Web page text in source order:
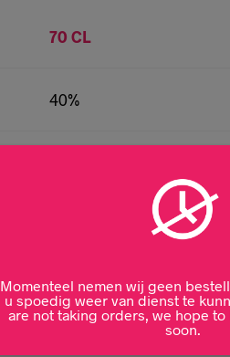
70 CL
40%
Momenteel nemen wij geen
u spoedig weer van dienst te
are not taking orders, we hope to
soon.